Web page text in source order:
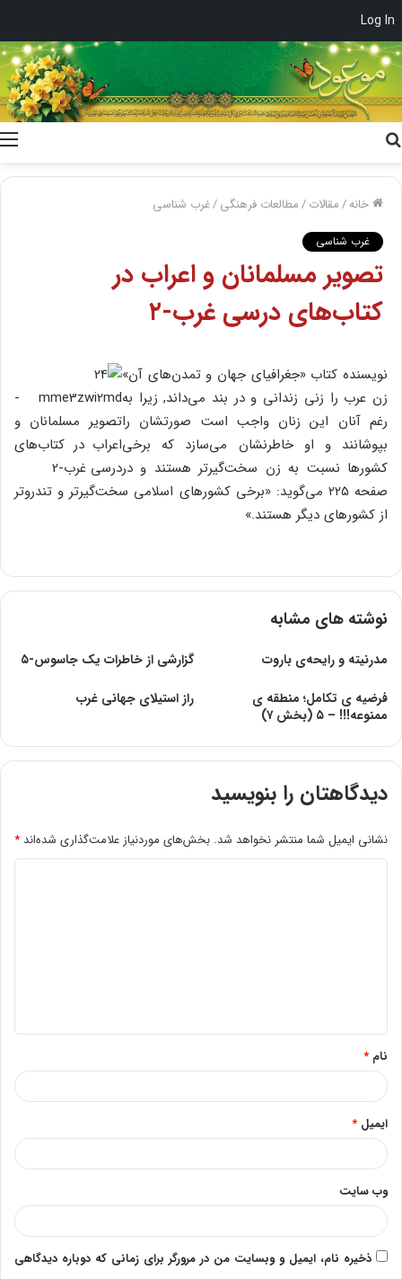
Log In
خانه/مقالات/مطالعات فرهنگی/غرب شناسی
غرب شناسی
تصویر مسلمانان و اعراب در
کتاب‌های درسی غرب-۲
نویسنده کتاب «جغرافیای جهان و تمدن‌های آن»
زن عرب را زنی زندانی و در بند می‌داند, زیرا به
رغم آنان این زنان واجب است صورتشان را
بپوشانند و او خاطرنشان می‌سازد که برخی
کشورها نسبت به زن سخت‌گیرتر هستند و در
صفحه ۲۲۵ می‌گوید: «برخی کشورهای اسلامی سخت‌گیرتر و تندروتر
از کشورهای دیگر هستند.»
نوشته های مشابه
مدرنیته و رایحه‌ی باروت
گزارشی از خاطرات یک جاسوس-۵
فرضیه ی تکامل؛ منطقه ی
ممنوعه!!! – ۵ (بخش ۷)
راز استیلای جهانی غرب
دیدگاهتان را بنویسید
نشانی ایمیل شما منتشر نخواهد شد. بخش‌های موردنیاز علامت‌گذاری شده‌اند *
*
نام *
ایمیل *
وب‌ سایت
ذخیره نام، ایمیل و وبسایت من در مرورگر برای زمانی که دوباره دیدگاهی